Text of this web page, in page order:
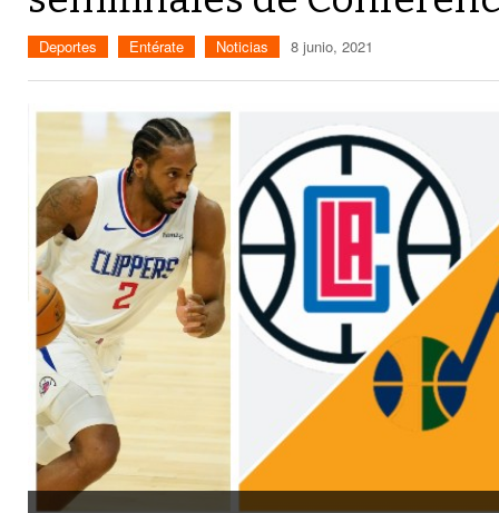
Deportes Entérate Noticias 8 junio, 2021